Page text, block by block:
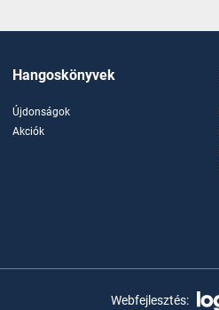
Hangoskönyvek
Újdonságok
Akciók
Webfejlesztés: